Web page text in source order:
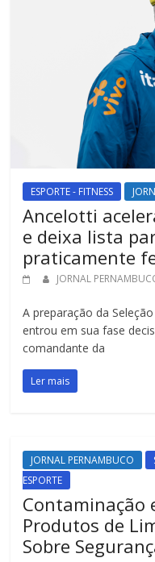
ESPORTE - FITNESS
Ancelotti
e deixa lista
praticamente
JORNAL
A preparação da
entrou em sua fase
comandante da
Ler mais
JORNAL PERNAMBUCO
ESPORTE
Contaminação
Produtos de
Sobre